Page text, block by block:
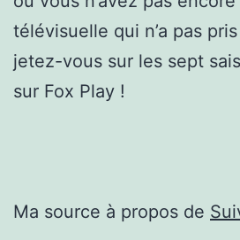
télévisuelle qui n’a pas
jetez-vous sur les sept
sur Fox Play !
Ma source à propos de